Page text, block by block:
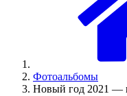
Фотоальбомы
Новый год 2021 —